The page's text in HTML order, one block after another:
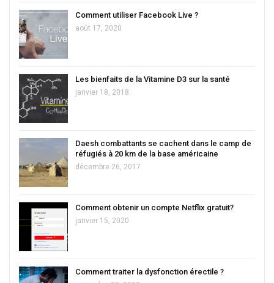
Comment utiliser Facebook Live ?
août 17, 2020
Les bienfaits de la Vitamine D3 sur la santé
janvier 18, 2018
Daesh combattants se cachent dans le camp de
réfugiés à 20 km de la base américaine
décembre 26, 2017
Comment obtenir un compte Netflix gratuit?
janvier 15, 2020
Comment traiter la dysfonction érectile ?